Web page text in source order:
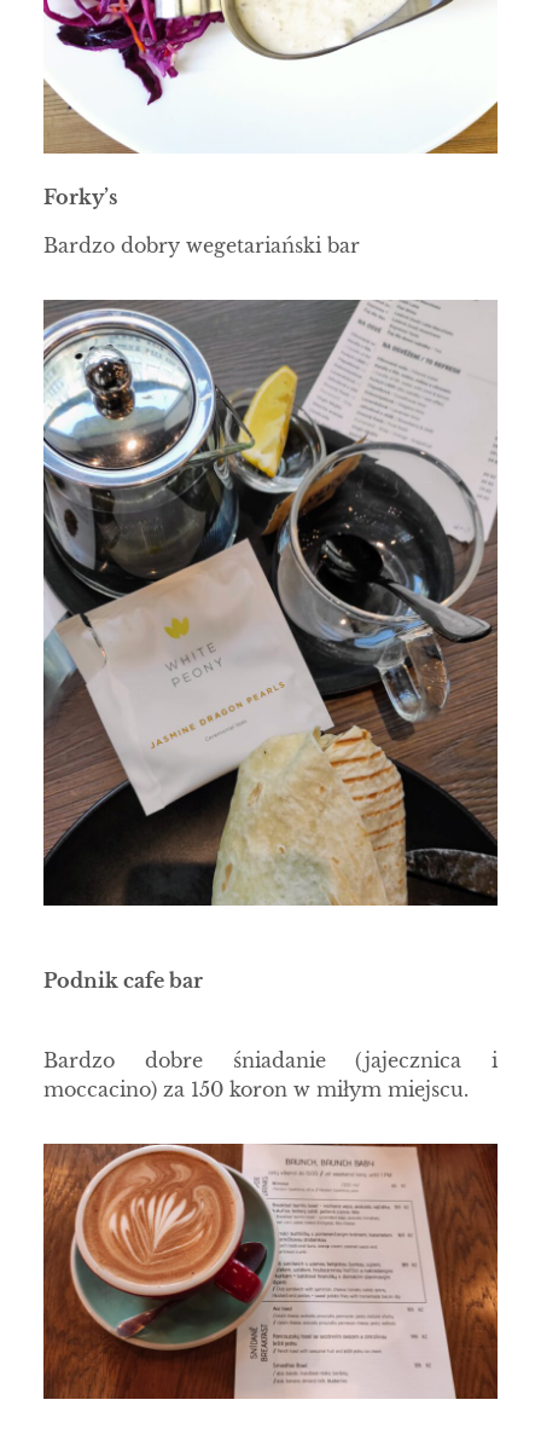
Forky’s
Bardzo dobry wegetariański bar
Podnik cafe bar
Bardzo dobre śniadanie (jajecznica i
moccacino) za 150 koron w miłym miejscu.